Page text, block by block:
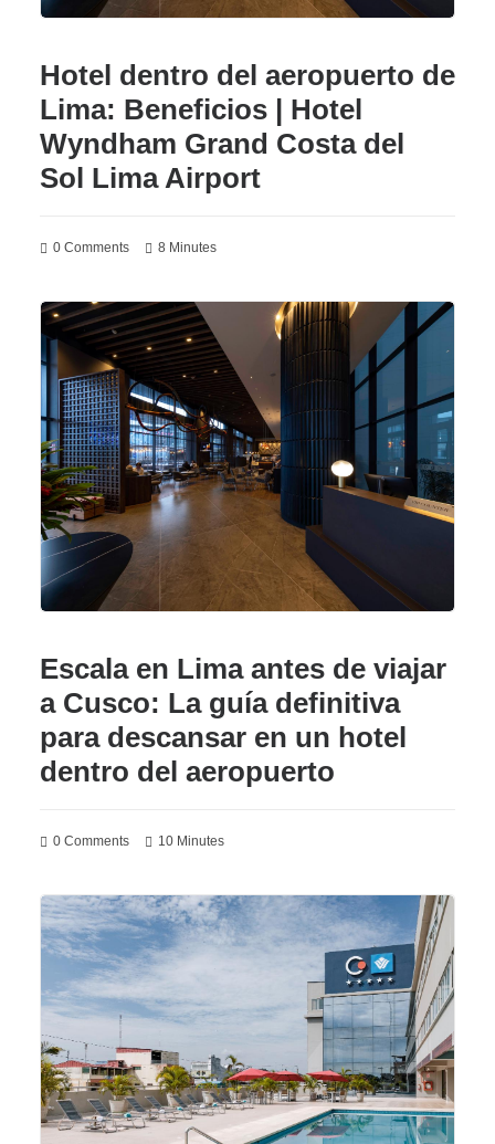
Hotel dentro del aeropuerto de
Lima: Beneficios | Hotel
Wyndham Grand Costa del
Sol Lima Airport
0 Comments 8 Minutes
Escala en Lima antes de viajar
a Cusco: La guía definitiva
para descansar en un hotel
dentro del aeropuerto
0 Comments 10 Minutes